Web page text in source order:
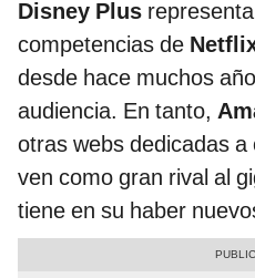
Disney Plus
competencias de
desde hace muchos
audiencia. En tanto,
otras webs dedicadas
ven como gran rival al
tiene en su haber